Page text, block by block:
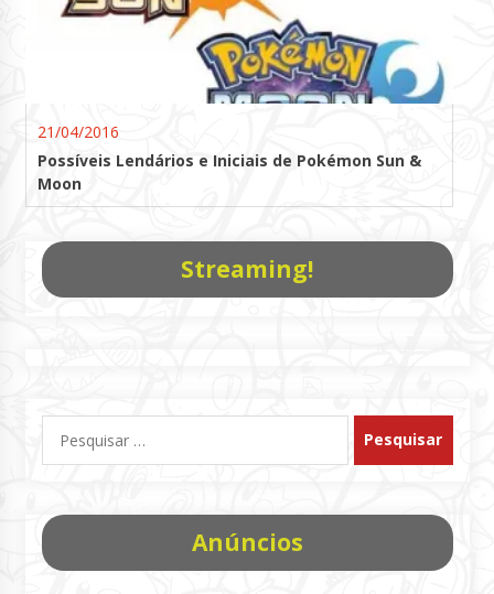
21/04/2016
Possíveis Lendários e Iniciais de Pokémon Sun &
Moon
Streaming!
por:
Anúncios